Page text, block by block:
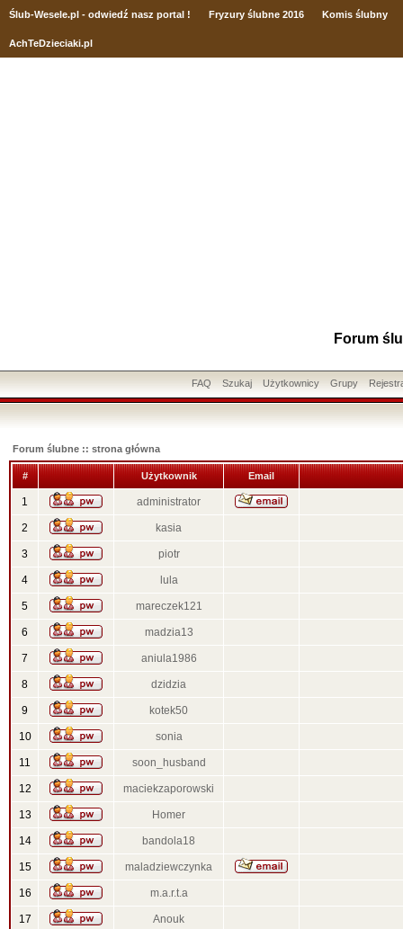
Ślub-Wesele.pl - odwiedź nasz portal ! Fryzury ślubne 2016 Komis ślubny
AchTeDzieciaki.pl
Forum
FAQ Szukaj Użytkownicy Grupy
Forum ślubne :: strona główna
# Użytkownik Email
1 administrator
2 kasia
3 piotr
4 lula
5 mareczek121
6 madzia13
7 aniula1986
8 dzidzia
9 kotek50
10 sonia
11 soon_husband
12 maciekzaporowski
13 Homer
14 bandola18
15 maladziewczynka
16 m.a.r.t.a
17 Anouk